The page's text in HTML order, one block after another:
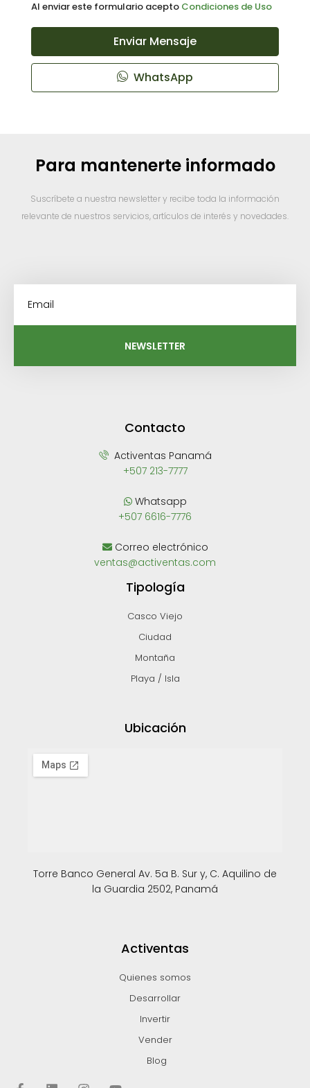
Al enviar este formulario acepto Condiciones de Uso
Enviar Mensaje
WhatsApp
Para mantenerte informado
Suscríbete a nuestra newsletter y recibe toda la información
relevante de nuestros servicios, artículos de interés y novedades.
NEWSLETTER
Contacto
Activentas Panamá
+507 213-7777
Whatsapp
+507 6616-7776
Correo electrónico
ventas@activentas.com
Tipología
Casco Viejo
Ciudad
Montaña
Playa / Isla
Ubicación
Torre Banco General Av. 5a B. Sur y, C. Aquilino de
la Guardia 2502, Panamá
Activentas
Quienes somos
Desarrollar
Invertir
Vender
Blog